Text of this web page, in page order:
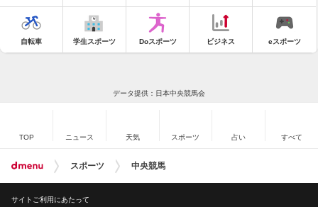
自転車 学生スポーツ Doスポーツ ビジネス eスポーツ
データ提供：日本中央競馬会
TOP ニュース 天気 スポーツ 占い すべて
スポーツ 中央競馬
サイトご利用にあたって